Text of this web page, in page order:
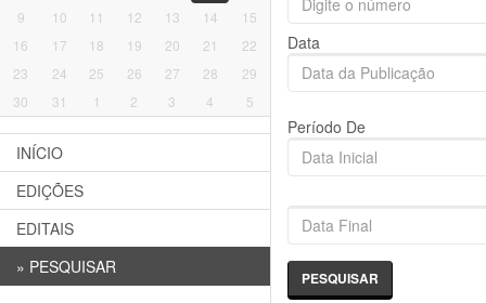
9
10 11 12 13 14
15
16
17 18 19 20 21
22
23
24 25 26 27 28
29
30
31 1 2 3 4 5
INÍCIO
EDIÇÕES
EDITAIS
» PESQUISAR
Data
Período De